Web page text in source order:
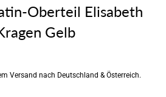
Oberteil Elisabeth
Gelb
Versand nach Deutschland & Österreich.